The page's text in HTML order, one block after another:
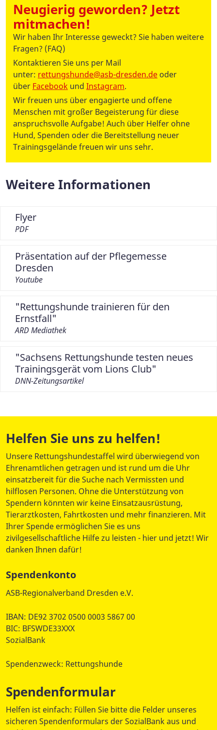
Neugierig geworden? Jetzt
mitmachen!
Wir haben Ihr Interesse geweckt? Sie haben weitere
Fragen? (FAQ)
Kontaktieren Sie uns per Mail
unter: rettungshunde@asb-dresden.de oder
über Facebook und Instagram.
Wir freuen uns über engagierte und offene
Menschen mit großer Begeisterung für diese
anspruchsvolle Aufgabe! Auch über Helfer ohne
Hund, Spenden oder die Bereitstellung neuer
Trainingsgelände freuen wir uns sehr.
Weitere Informationen
Flyer
PDF
Präsentation auf der Pflegemesse
Dresden
Youtube
"Rettungshunde trainieren für den
Ernstfall"
ARD Mediathek
"Sachsens Rettungshunde testen neues
Trainingsgerät vom Lions Club"
DNN-Zeitungsartikel
Helfen Sie uns zu helfen!
Unsere Rettungshundestaffel wird überwiegend von
Ehrenamtlichen getragen und ist rund um die Uhr
einsatzbereit für die Suche nach Vermissten und
hilflosen Personen. Ohne die Unterstützung von
Spendern könnten wir keine Einsatzausrüstung,
Tierarztkosten, Fahrtkosten und mehr finanzieren. Mit
Ihrer Spende ermöglichen Sie es uns
zivilgesellschaftliche Hilfe zu leisten - hier und jetzt! Wir
danken Ihnen dafür!
Spendenkonto
ASB-Regionalverband Dresden e.V.
IBAN: DE92 3702 0500 0003 5867 00
BIC: BFSWDE33XXX
SozialBank
Spendenzweck: Rettungshunde
Spendenformular
Helfen ist einfach: Füllen Sie bitte die Felder unseres
sicheren Spendenformulars der SozialBank aus und